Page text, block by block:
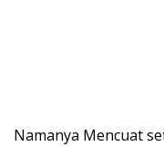
Namanya Mencuat